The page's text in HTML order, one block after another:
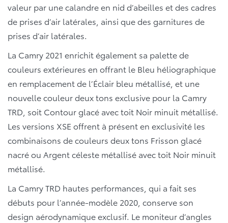
valeur par une calandre en nid d’abeilles et des cadres
de prises d’air latérales, ainsi que des garnitures de
prises d’air latérales.
La Camry 2021 enrichit également sa palette de
couleurs extérieures en offrant le Bleu héliographique
en remplacement de l’Éclair bleu métallisé, et une
nouvelle couleur deux tons exclusive pour la Camry
TRD, soit Contour glacé avec toit Noir minuit métallisé.
Les versions XSE offrent à présent en exclusivité les
combinaisons de couleurs deux tons Frisson glacé
nacré ou Argent céleste métallisé avec toit Noir minuit
métallisé.
La Camry TRD hautes performances, qui a fait ses
débuts pour l’année-modèle 2020, conserve son
design aérodynamique exclusif. Le moniteur d’angles